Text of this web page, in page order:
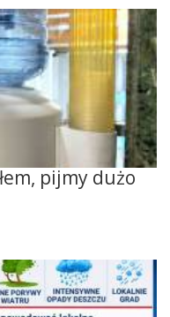
pijmy dużo